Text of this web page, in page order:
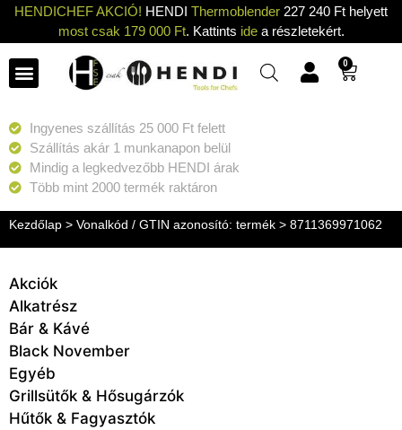
HENDICHEF AKCIÓ! HENDI Thermoblender 227 240 Ft helyett
most csak 179 000 Ft. Kattints idea részletekért.
0
Ingyenes szállítás 25 000 Ft felett
Szállítás akár 1 munkanapon belül
Mindig a legkedvezőbb HENDI árak
Több mint 2000 termék raktáron
Kezdőlap > Vonalkód / GTIN azonosító: termék > 8711369971062
Akciók
Alkatrész
Bár & Kávé
Black November
Egyéb
Grillsütők & Hősugárzók
Hűtők & Fagyasztók